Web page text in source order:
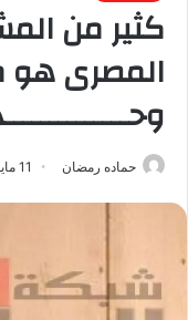
كثير من
المصرى هو
حماده رمضان 11 مايو، 2016